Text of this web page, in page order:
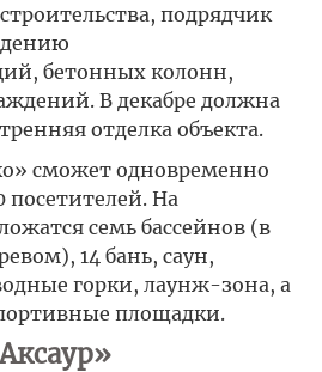
подрядчик
бетонных колонн,
В декабре должна
отделка объекта.
сможет одновременно
посетителей. На
семь бассейнов (в
14 бань, саун,
горки, лаунж-зона, а
площадки.